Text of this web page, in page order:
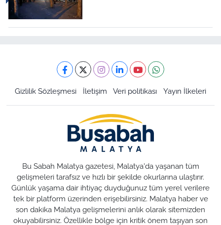
Gizlilik Sözleşmesi İletişim Veri politikası Yayın İlkeleri
Bu Sabah Malatya gazetesi, Malatya'da yaşanan tüm
gelişmeleri tarafsız ve hızlı bir şekilde okurlarına ulaştırır.
Günlük yaşama dair ihtiyaç duyduğunuz tüm yerel verilere
tek bir platform üzerinden erişebilirsiniz. Malatya haber ve
son dakika Malatya gelişmelerini anlık olarak sitemizden
okuyabilirsiniz. Özellikle bölge için kritik önem taşıyan son